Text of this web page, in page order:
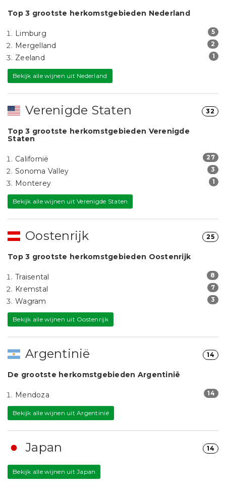
Top 3 grootste herkomstgebieden Nederland
Limburg 5
Mergelland 2
Zeeland 1
Bekijk alle wijnen uit Nederland
32
Verenigde Staten
Top 3 grootste herkomstgebieden Verenigde
Staten
Californië 27
Sonoma Valley 3
Monterey 1
Bekijk alle wijnen uit Verenigde Staten
25
Oostenrijk
Top 3 grootste herkomstgebieden Oostenrijk
Traisental 8
Kremstal 7
Wagram 3
Bekijk alle wijnen uit Oostenrijk
14
Argentinië
De grootste herkomstgebieden Argentinië
Mendoza 14
Bekijk alle wijnen uit Argentinië
14
Japan
Bekijk alle wijnen uit Japan